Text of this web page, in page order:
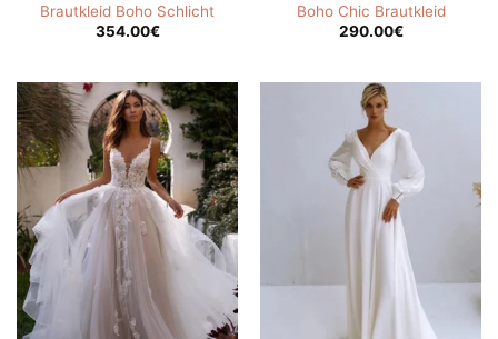
Brautkleid Boho Schlicht
354.00€
Boho Chic Brautkleid
290.00€